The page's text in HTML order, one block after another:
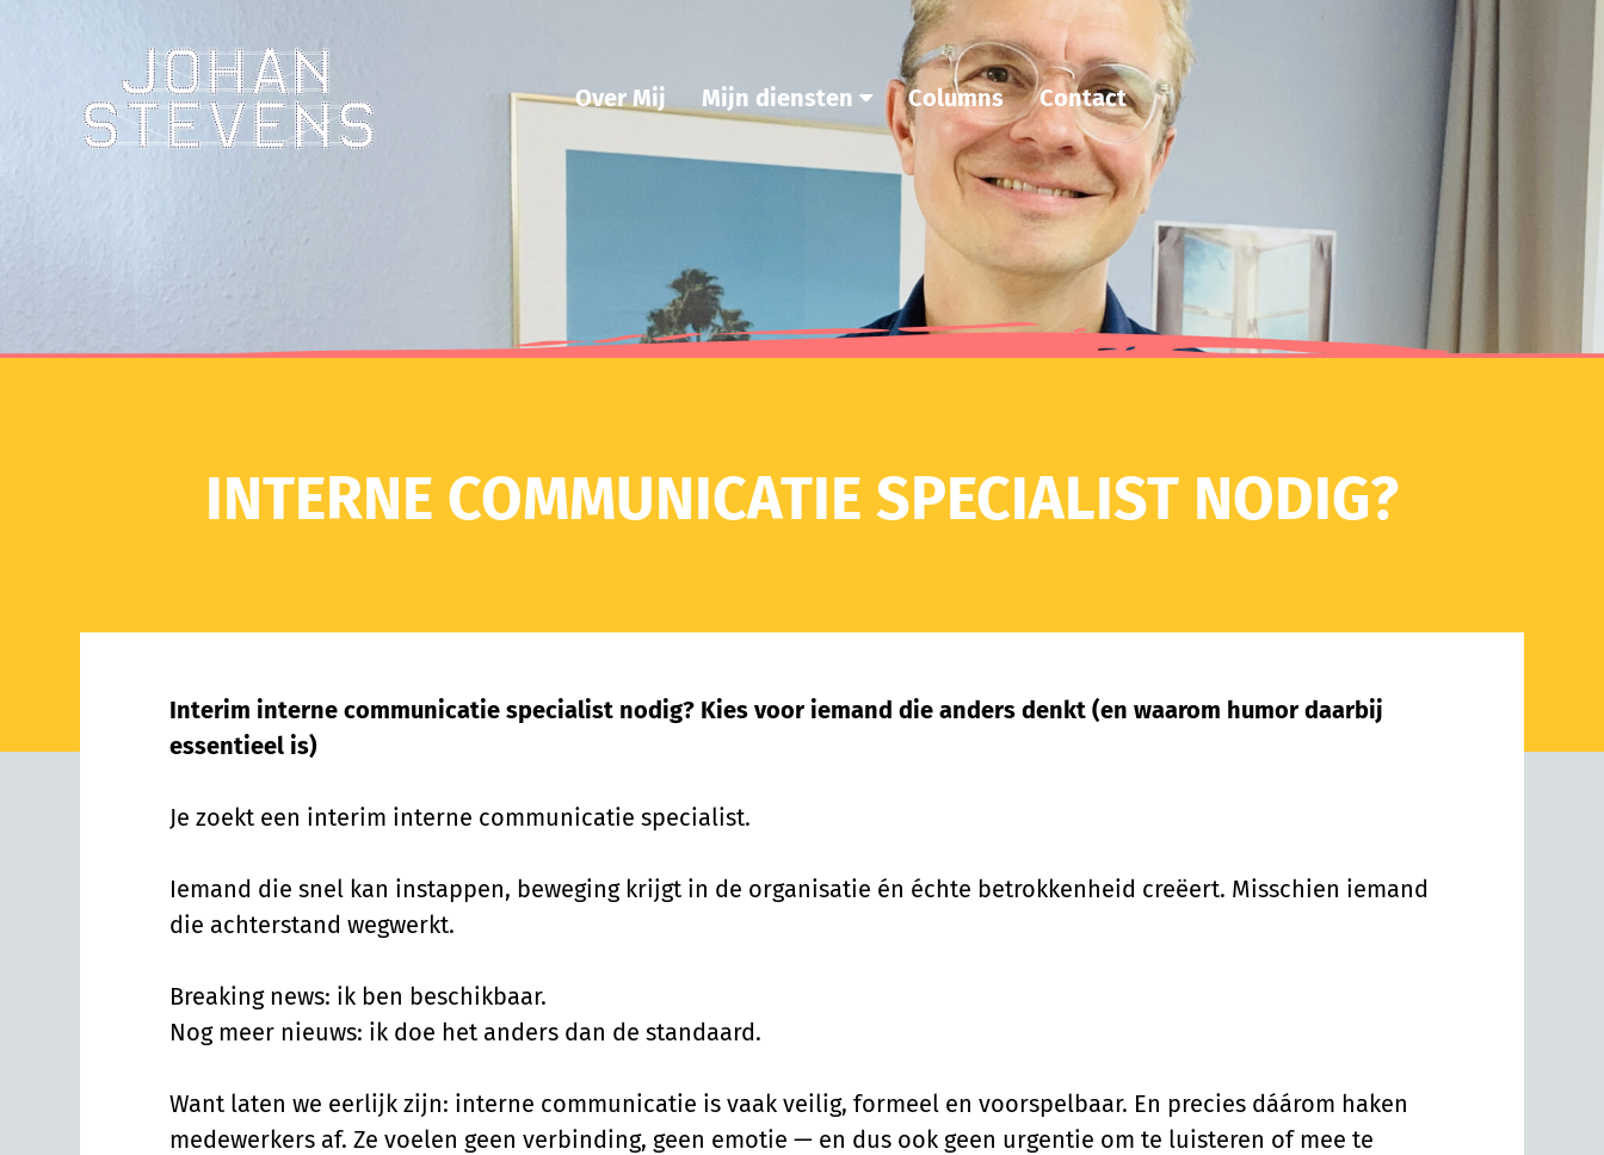
Over Mij Mijn diensten Columns Contact
INTERNE COMMUNICATIE SPECIALIST NODIG?
Interim interne communicatie specialist nodig? Kies voor iemand die anders denkt (en waarom humor daarbij
essentieel is)
Je zoekt een interim interne communicatie specialist.
Iemand die snel kan instappen, beweging krijgt in de organisatie én échte betrokkenheid creëert. Misschien iemand
die achterstand wegwerkt.
Breaking news: ik ben beschikbaar.
Nog meer nieuws: ik doe het anders dan de standaard.
Want laten we eerlijk zijn: interne communicatie is vaak veilig, formeel en voorspelbaar. En precies dáárom haken
medewerkers af. Ze voelen geen verbinding, geen emotie — en dus ook geen urgentie om te luisteren of mee te